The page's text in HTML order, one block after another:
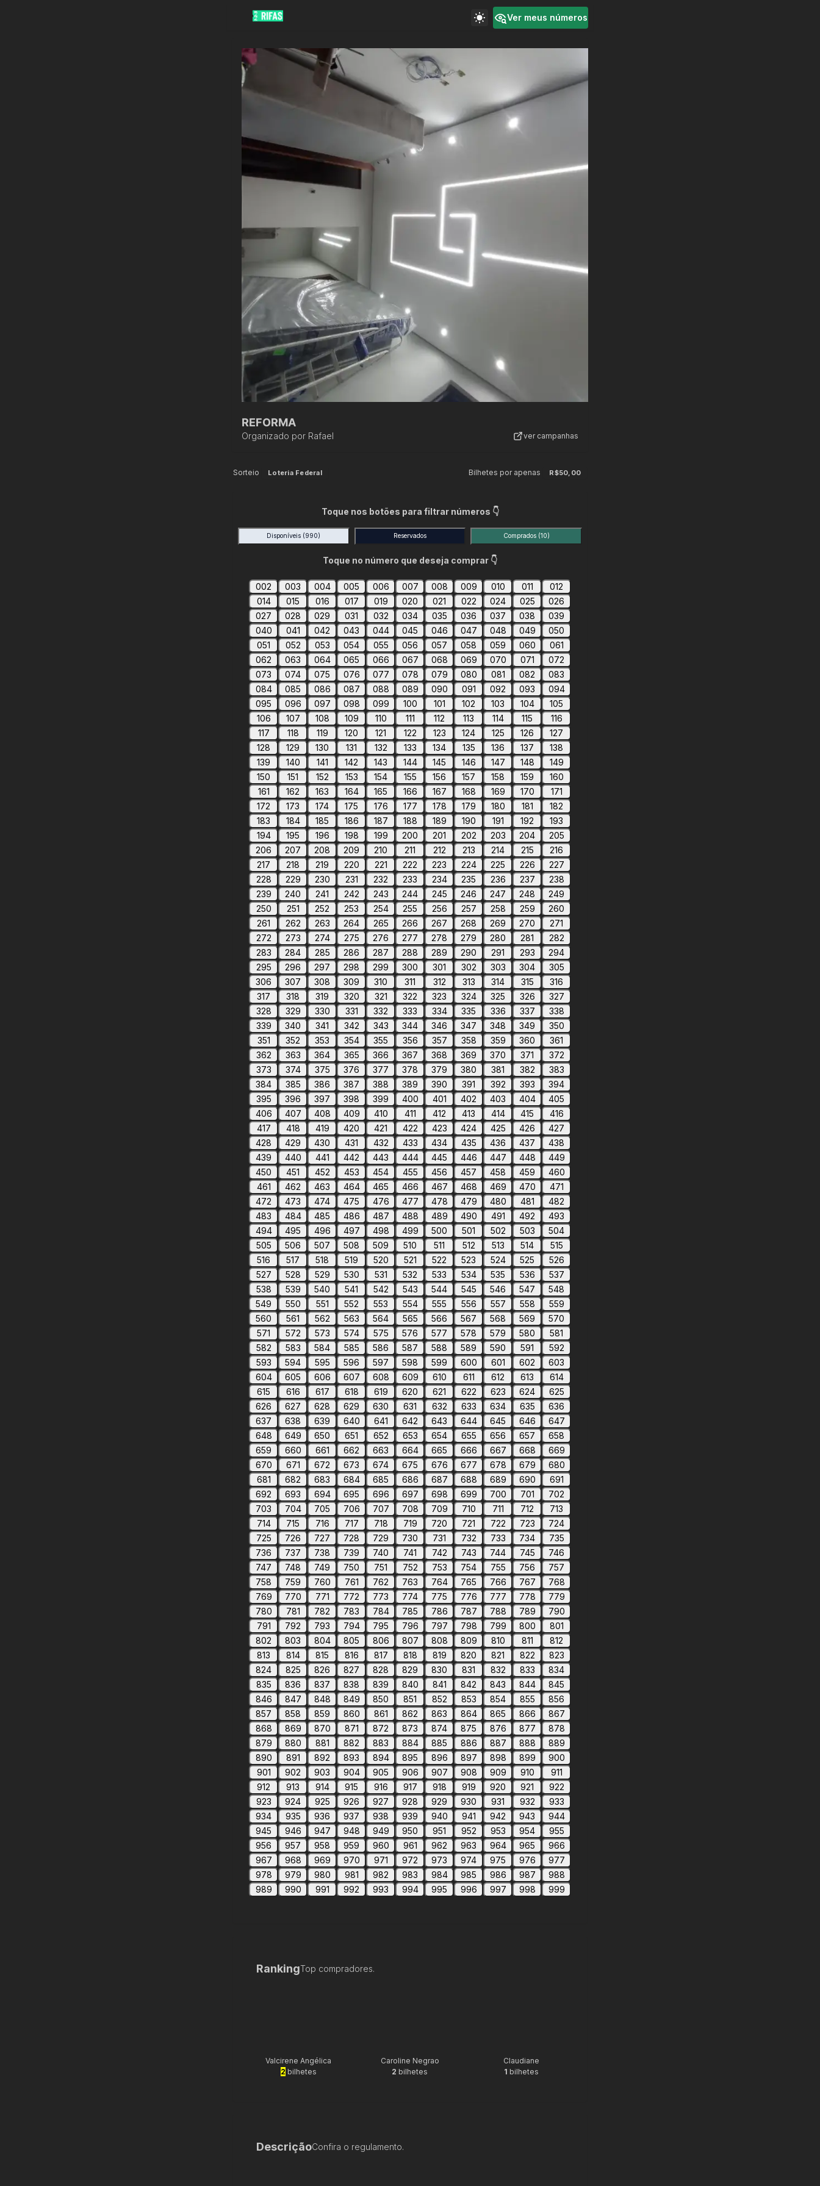
Ver meus números
REFORMA
Organizado por Rafael ver campanhas
Sorteio Loteria Federal Bilhetes por apenas R$50,00
Toque nos botões para filtrar números 👇
Disponíveis (990) Reservados Comprados (10)
Toque no número que deseja comprar 👇
002 003 004 005 006 007 008 009 010 011
012
014
015 016 017 019 020 021 022 024 025
026
027
028 029 031 032 034 035 036 037 038
039
040
041 042 043 044 045 046 047 048 049
050
051
052 053 054 055 056 057 058 059 060
061
062
063 064 065 066 067 068 069 070 071
072
073
074 075 076 077 078 079 080 081 082
083
084
085 086 087 088 089 090 091 092 093
094
095
096 097 098 099 100 101 102 103 104
105
106
107 108 109 110 111 112 113 114 115
116
117
118 119 120 121 122 123 124 125 126
127
128
129 130 131 132 133 134 135 136 137
138
139
140 141 142 143 144 145 146 147 148
149
150
151 152 153 154 155 156 157 158 159
160
161
162 163 164 165 166 167 168 169 170
171
172
173 174 175 176 177 178 179 180 181
182
183
184 185 186 187 188 189 190 191 192
193
194
195 196 198 199 200 201 202 203 204
205
206
207 208 209 210 211 212 213 214 215
216
217
218 219 220 221 222 223 224 225 226
227
228
229 230 231 232 233 234 235 236 237
238
239
240 241 242 243 244 245 246 247 248
249
250
251 252 253 254 255 256 257 258 259
260
261
262 263 264 265 266 267 268 269 270
271
272
273 274 275 276 277 278 279 280 281
282
283
284 285 286 287 288 289 290 291 293
294
295
296 297 298 299 300 301 302 303 304
305
306
307 308 309 310 311 312 313 314 315
316
317
318 319 320 321 322 323 324 325 326
327
328
329 330 331 332 333 334 335 336 337
338
339
340 341 342 343 344 346 347 348 349
350
351
352 353 354 355 356 357 358 359 360
361
362
363 364 365 366 367 368 369 370 371
372
373
374 375 376 377 378 379 380 381 382
383
384
385 386 387 388 389 390 391 392 393
394
395
396 397 398 399 400 401 402 403 404
405
406
407 408 409 410 411 412 413 414 415
416
417
418 419 420 421 422 423 424 425 426
427
428
429 430 431 432 433 434 435 436 437
438
439
440 441 442 443 444 445 446 447 448
449
450
451 452 453 454 455 456 457 458 459
460
461
462 463 464 465 466 467 468 469 470
471
472
473 474 475 476 477 478 479 480 481
482
483
484 485 486 487 488 489 490 491 492
493
494
495 496 497 498 499 500 501 502 503
504
505
506 507 508 509 510 511 512 513 514
515
516
517 518 519 520 521 522 523 524 525
526
527
528 529 530 531 532 533 534 535 536
537
538
539 540 541 542 543 544 545 546 547
548
549
550 551 552 553 554 555 556 557 558
559
560
561 562 563 564 565 566 567 568 569
570
571
572 573 574 575 576 577 578 579 580
581
582
583 584 585 586 587 588 589 590 591
592
593
594 595 596 597 598 599 600 601 602
603
604
605 606 607 608 609 610 611 612 613
614
615
616 617 618 619 620 621 622 623 624
625
626
627 628 629 630 631 632 633 634 635
636
637
638 639 640 641 642 643 644 645 646
647
648
649 650 651 652 653 654 655 656 657
658
659
660 661 662 663 664 665 666 667 668
669
670
671 672 673 674 675 676 677 678 679
680
681
682 683 684 685 686 687 688 689 690
691
692
693 694 695 696 697 698 699 700 701
702
703
704 705 706 707 708 709 710 711 712
713
714
715 716 717 718 719 720 721 722 723
724
725
726 727 728 729 730 731 732 733 734
735
736
737 738 739 740 741 742 743 744 745
746
747
748 749 750 751 752 753 754 755 756
757
758
759 760 761 762 763 764 765 766 767
768
769
770 771 772 773 774 775 776 777 778
779
780
781 782 783 784 785 786 787 788 789
790
791
792 793 794 795 796 797 798 799 800
801
802
803 804 805 806 807 808 809 810 811
812
813
814 815 816 817 818 819 820 821 822
823
824
825 826 827 828 829 830 831 832 833
834
835
836 837 838 839 840 841 842 843 844
845
846
847 848 849 850 851 852 853 854 855
856
857
858 859 860 861 862 863 864 865 866
867
868
869 870 871 872 873 874 875 876 877
878
879
880 881 882 883 884 885 886 887 888
889
890
891 892 893 894 895 896 897 898 899
900
901
902 903 904 905 906 907 908 909 910
911
912
913 914 915 916 917 918 919 920 921
922
923
924 925 926 927 928 929 930 931 932
933
934
935 936 937 938 939 940 941 942 943
944
945
946 947 948 949 950 951 952 953 954
955
956
957 958 959 960 961 962 963 964 965
966
967
968 969 970 971 972 973 974 975 976
977
978
979 980 981 982 983 984 985 986 987
988
989
990 991 992 993 994 995 996 997 998 999
RankingTop compradores.
Valcirene Angélica
2 bilhetes
Caroline Negrao
2 bilhetes
Claudiane
1 bilhetes
DescriçãoConfira o regulamento.